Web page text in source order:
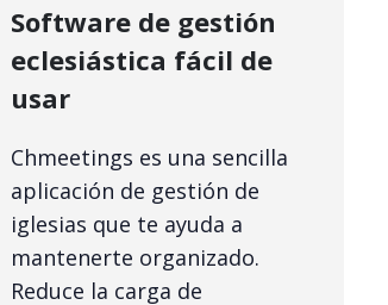
Software de gestión
eclesiástica fácil de
usar
Chmeetings es una sencilla
aplicación de gestión de
iglesias que te ayuda a
mantenerte organizado.
Reduce la carga de